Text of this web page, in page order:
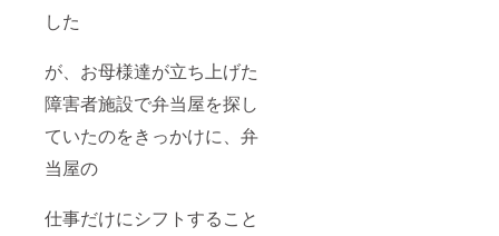
した
が、お母様達が立ち上げた
障害者施設で弁当屋を探し
ていたのをきっかけに、弁
当屋の
仕事だけにシフトすること